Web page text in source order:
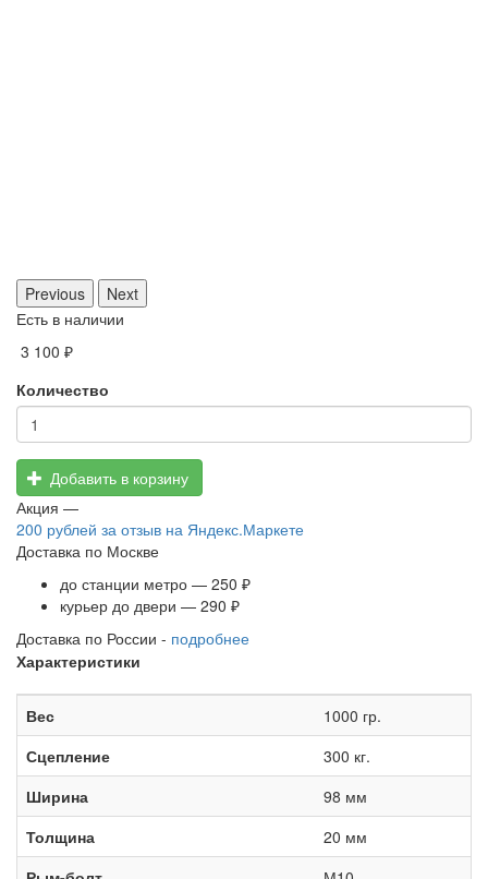
Previous
Next
Есть в наличии
3 100 ₽
Количество
Добавить в корзину
Акция —
200 рублей за отзыв на Яндекс.Маркете
Доставка по Москве
до станции метро — 250 ₽
курьер до двери — 290 ₽
Доставка по России - подробнее
Характеристики
Вес
1000 гр.
Сцепление
300 кг.
Ширина
98 мм
Толщина
20 мм